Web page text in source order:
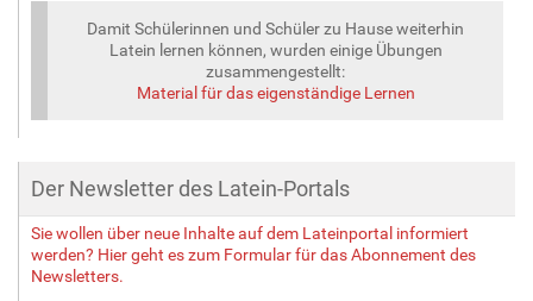
Damit Schülerinnen und Schüler zu Hause weiterhin
Latein lernen können, wurden einige Übungen
zusammengestellt:
Material für das eigenständige Lernen
Der Newsletter des Latein-Portals
Sie wollen über neue Inhalte auf dem Lateinportal informiert
werden? Hier geht es zum Formular für das Abonnement des
Newsletters.